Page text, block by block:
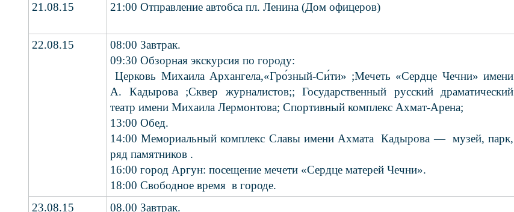
21.08.15 21:00 Отправление автобса пл. Ленина (Дом офицеров)
22.08.15
08:00 Завтрак.
09:30 Обзорная экскурсия по городу:
Церковь Михаила Архангела,«Гро́зный-Си́ти» ;Мечеть «Сердце Чечни» имени
А. Кадырова ;Сквер журналистов;; Государственный русский драматический
театр имени Михаила Лермонтова; Спортивный комплекс Ахмат-Арена;
13:00 Обед.
14:00 Мемориальный комплекс Славы имени Ахмата Кадырова — музей, парк,
ряд памятников .
16:00 город Аргун: посещение мечети «Сердце матерей Чечни».
18:00 Свободное время в городе.
23.08.15
08.00 Завтрак.